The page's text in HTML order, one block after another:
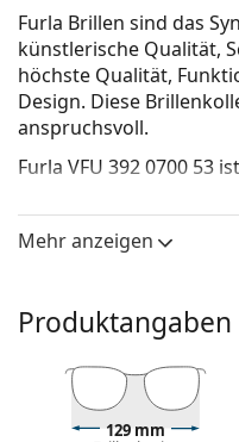
Furla Brillen sind das
künstlerische Qualität,
höchste Qualität,
Design. Diese
anspruchsvoll.
Furla VFU 392 0700 53
Die schwarze Farbe
Eine Quadratische
dreieckigen
Das Brillengestell
gefertigt, der eine
Mehr anzeigen
Produktangaben
129 mm